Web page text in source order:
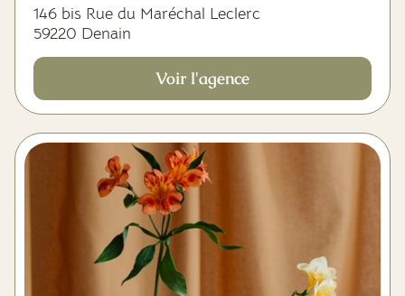
146 bis Rue du Maréchal Leclerc
59220 Denain
Voir l'agence